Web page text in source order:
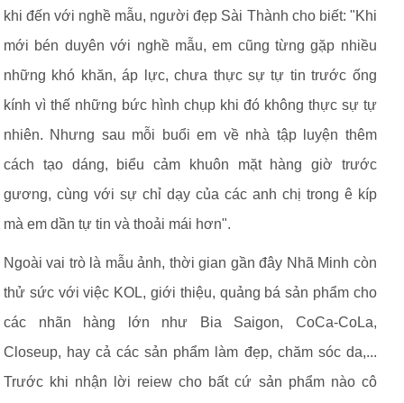
khi đến với nghề mẫu, người đẹp Sài Thành cho biết: "Khi
mới bén duyên với nghề mẫu, em cũng từng gặp nhiều
những khó khăn, áp lực, chưa thực sự tự tin trước ống
kính vì thế những bức hình chụp khi đó không thực sự tự
nhiên. Nhưng sau mỗi buổi em về nhà tập luyện thêm
cách tạo dáng, biểu cảm khuôn mặt hàng giờ trước
gương, cùng với sự chỉ dạy của các anh chị trong ê kíp
mà em dần tự tin và thoải mái hơn".
Ngoài vai trò là mẫu ảnh, thời gian gần đây Nhã Minh còn
thử sức với việc KOL, giới thiệu, quảng bá sản phẩm cho
các nhãn hàng lớn như Bia Saigon, CoCa-CoLa,
Closeup, hay cả các sản phẩm làm đẹp, chăm sóc da,...
Trước khi nhận lời reiew cho bất cứ sản phẩm nào cô